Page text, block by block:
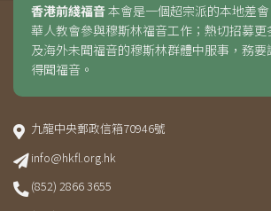
香港前綫福音本會是一個超宗派的本地差
華人教會參與穆斯林福音工作；熱切招募
及海外未聞福音的穆斯林群體中服事，務要
得聞福音。
九龍中央郵政信箱70946號
info@hkfl.org.hk
(852) 2866 3655